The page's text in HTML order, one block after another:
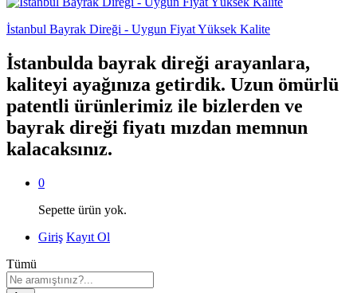
İstanbul Bayrak Direği - Uygun Fiyat Yüksek Kalite
İstanbulda bayrak direği arayanlara,
kaliteyi ayağınıza getirdik. Uzun ömürlü
patentli ürünlerimiz ile bizlerden ve
bayrak direği fiyatı mızdan memnun
kalacaksınız.
0
Sepette ürün yok.
Giriş Kayıt Ol
Tümü